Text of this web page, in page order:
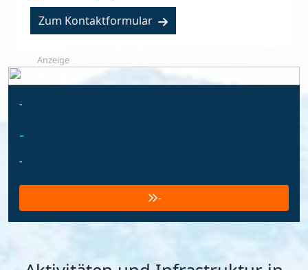
Zum Kontaktformular
Anzeige
-
-
-
-